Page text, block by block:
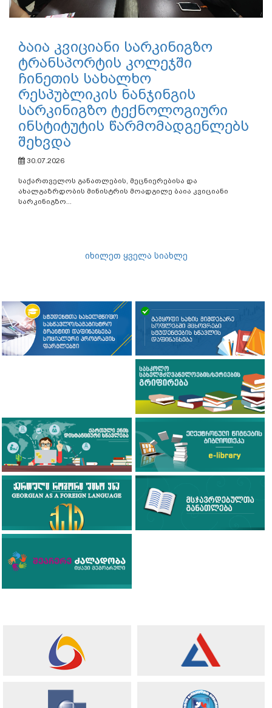
ბაია კვიციანი სარკინიგზო
ტრანსპორტის კოლეჯში
ჩინეთის სახალხო
რესპუბლიკის ნანჯინგის
სარკინიგზო ტექნოლოგიური
ინსტიტუტის წარმომადგენლებს
შეხვდა
30.07.2026
საქართველოს განათლების, მეცნიერებისა და
ახალგაზრდობის მინისტრის მოადგილე ბაია კვიციანი
სარკინიგზო...
იხილეთ ყველა სიახლე